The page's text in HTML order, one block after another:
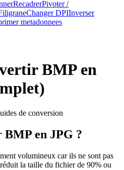
RecadrerPivoter /
Changer DPIInverser
metadonnees
BMP en
de conversion
BMP en JPG ?
volumineux car ils ne sont pas
la taille du fichier de 90% ou